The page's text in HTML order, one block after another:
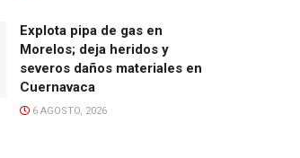
Explota pipa de gas en
Morelos; deja heridos y
severos daños materiales en
Cuernavaca
6 AGOSTO, 2026